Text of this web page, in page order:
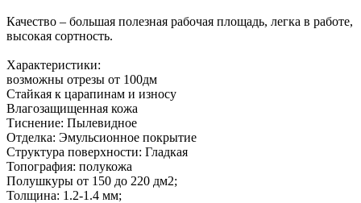
Качество – большая полезная рабочая площадь, легка в работе,
высокая сортность.
Характеристики:
возможны отрезы от 100дм
Стайкая к царапинам и износу
Влагозащищенная кожа
Тиснение: Пылевидное
Отделка: Эмульсионное покрытие
Структура поверхности: Гладкая
Топография: полукожа
Полушкуры от 150 до 220 дм2;
Толщина: 1.2-1.4 мм;